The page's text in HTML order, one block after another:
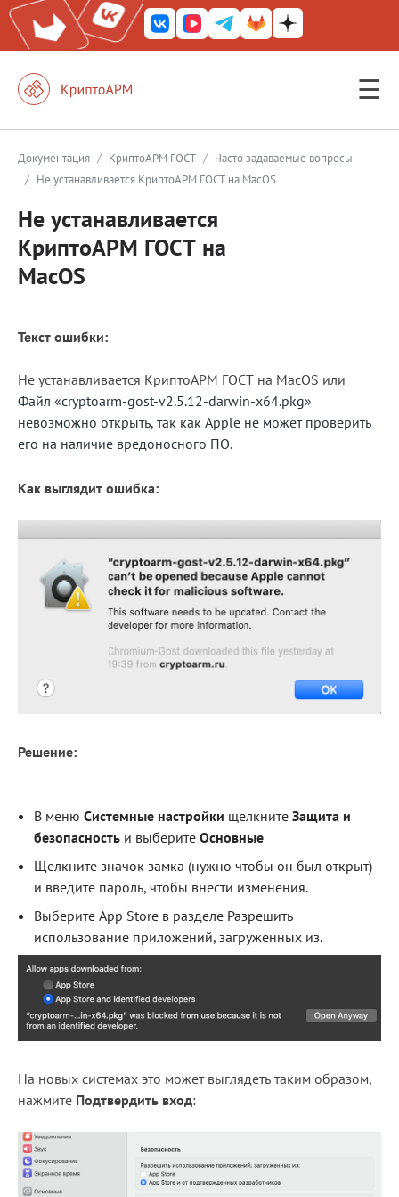
☰
КриптоАРМ
КриптоАРМ Server
Железный почтовый ящик
КриптоАРМ Mobile
Решения
Блог
Магазин
Полная версия сайта
Документация / КриптоАРМ ГОСТ / Часто задаваемые вопросы
/ Не устанавливается КриптоАРМ ГОСТ на MacOS
Не устанавливается
КриптоАРМ ГОСТ на
MacOS
Текст ошибки:
Не устанавливается КриптоАРМ ГОСТ на MacOS или
Файл «cryptoarm-gost-v2.5.12-darwin-x64.pkg»
невозможно открыть, так как Apple не может проверить
его на наличие вредоносного ПО.
Как выглядит ошибка:
Решение:
В меню Системные настройки щелкните Защита и
безопасность и выберите Основные
Щелкните значок замка (нужно чтобы он был открыт)
и введите пароль, чтобы внести изменения.
Выберите App Store в разделе Разрешить
использование приложений, загруженных из.
На новых системах это может выглядеть таким образом,
нажмите Подтвердить вход: